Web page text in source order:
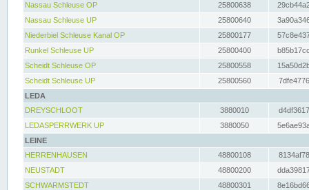
Nassau Schleuse OP
25800638
Nassau Schleuse UP
25800640
Niederbiel Schleuse Kanal OP
25800177
Runkel Schleuse UP
25800400
Scheidt Schleuse OP
25800558
Scheidt Schleuse UP
25800560
LEDA
DREYSCHLOOT
3880010
LEDASPERRWERK UP
3880050
LEINE
HERRENHAUSEN
48800108
NEUSTADT
48800200
SCHWARMSTEDT
48800301